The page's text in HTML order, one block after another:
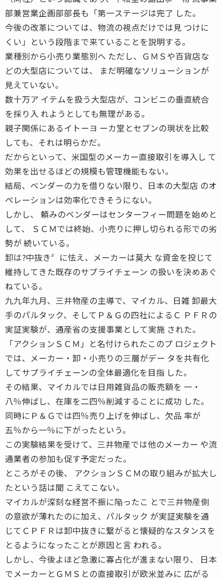
部兼営業企画部部長も「第一ステージは完了 した。
今後の改革については、物流の視点だけでは見 つけに
くい」という段階まで来ていることを説明する。
業種別から小売り業態別へ ただし、ＧＭＳや百貨店な
どの大型店については、 まだ明確なソリューションが
見えていない。
数十万ア イテムを扱う大型店が、コンビニの垂直統合
を採り入 れようとしても無理がある。
親子関係にあるイトーヨ ーカ堂とセブンの現状を比較
しても、それは明らかだ。
だからといって、米国型のメーカー直接取引を導入し て
効果を出せるほどの規模も管理機能もない。
結局、ベンダーの力を借りない限り、日本の大型店 のオ
ペレーションは効率化できそうにない。
しかし、 頼みのベンダーはセンターフィー問題を始めと
して、 ＳＣＭでは終始、小売りに押し切られる形での劣
勢が 続いている。
卸は?中抜き〞に怯え、メーカーは莫大 な資金を投じて
維持してきた既存のサプライチェーン の扱いを決めあぐ
ねている。
九九年九月、三井物産の主導で、マイカル、日雑 卸最大
手のパルタック、そしてＰ＆Ｇの四社によるＣ ＰＦＲの
実証実験が、通産省の支援事業として実施 された。
「アクションＳＣＭ」と名付けられたこのプ ロジェクト
では、メーカー・卸・小売りの三層がデー タを共有化
してサプライチェーンの全体最適化を目指 した。
その結果、マイカルでは日用雑貨品の販売額を 一・
八％伸ばし、在庫を二四％削減することに成功 した。
同時にＰ＆Ｇでは四％売り上げを伸ばし、欠品 率が
五％から一％に下がったという。
この実験結果を受けて、三井物産では他のメーカー や流
通業者の参加も促す予定だった。
ところがその後、 アクションＳＣＭの取り組みが拡大し
たという話は聞 こえてこない。
マイカルが深刻な経営不振に陥ったこ とで三井物産側
の意欲が薄れたのに加え、パルタック が実証実験を通
じてＣＰＦＲは卸中抜きに繋がると懐疑的なスタンスを
とるようになったことが原因と言 われる。
しかし、今後よほど急激に寡占化が進まない限り、 日本
でメーカーとＧＭＳとの直接取引が欧米並みに 広がる